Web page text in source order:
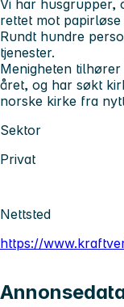
Vi har husgrupper,
rettet mot
Rundt hundre
tjenester.
Menigheten
året, og har søkt
norske kirke fra
Sektor
Privat
Nettsted
https://